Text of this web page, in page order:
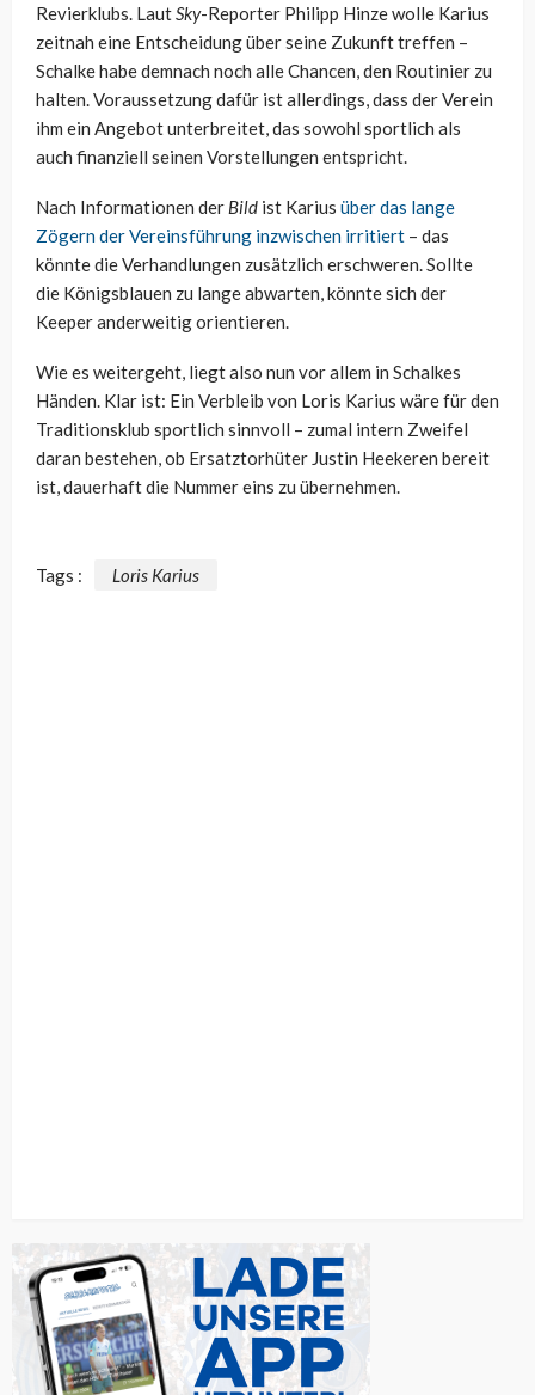
Revierklubs. LautSky-Reporter Philipp Hinze wolle Karius
zeitnah eine Entscheidung über seine Zukunft treffen –
Schalke habe demnach noch alle Chancen, den Routinier zu
halten. Voraussetzung dafür ist allerdings, dass der Verein
ihm ein Angebot unterbreitet, das sowohl sportlich als
auch finanziell seinen Vorstellungen entspricht.
Nach Informationen der Bild ist Karius über das lange
Zögern der Vereinsführung inzwischen irritiert – das
könnte die Verhandlungen zusätzlich erschweren. Sollte
die Königsblauen zu lange abwarten, könnte sich der
Keeper anderweitig orientieren.
Wie es weitergeht, liegt also nun vor allem in Schalkes
Händen. Klar ist: Ein Verbleib von Loris Karius wäre für den
Traditionsklub sportlich sinnvoll – zumal intern Zweifel
daran bestehen, ob Ersatztorhüter Justin Heekeren bereit
ist, dauerhaft die Nummer eins zu übernehmen.
Tags : Loris Karius